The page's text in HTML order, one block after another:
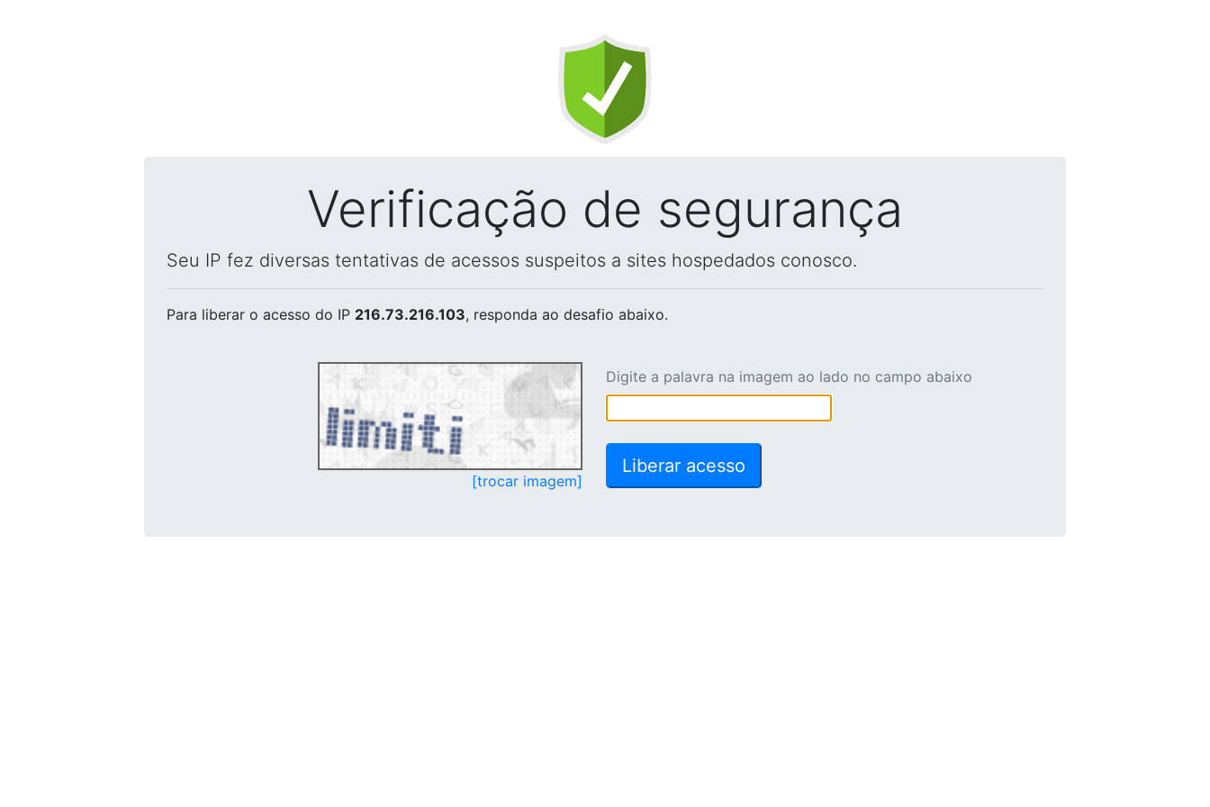
Verificação de segurança
Seu IP fez diversas tentativas de acessos suspeitos a sites hospedados conosco.
Para liberar o acesso do IP 216.73.216.103, responda ao desafio abaixo.
[trocar imagem]
Digite a palavra na imagem ao lado no campo abaixo